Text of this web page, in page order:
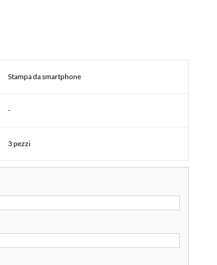
Stampa da smartphone
-
3 pezzi